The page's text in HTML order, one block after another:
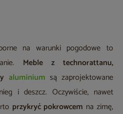
na warunki pogodowe to
Meble z technorattanu,
aluminium są zaprojektowane
i deszcz. Oczywiście, nawet
przykryć pokrowcem na zimę,